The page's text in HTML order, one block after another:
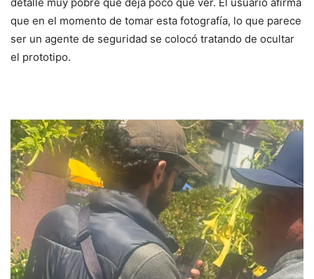
detalle muy pobre que deja poco que ver. El usuario afirma
que en el momento de tomar esta fotografía, lo que parece
ser un agente de seguridad se colocó tratando de ocultar
el prototipo.